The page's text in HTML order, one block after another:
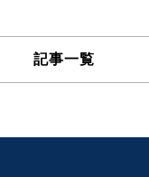
記事一覧